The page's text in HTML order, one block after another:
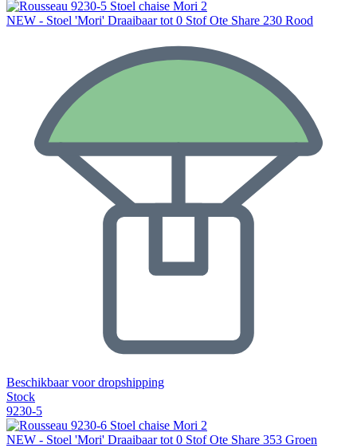
NEW - Stoel 'Mori' Draaibaar tot 0 Stof Ote Share 230 Rood
Beschikbaar voor dropshipping
Stock
9230-5
NEW - Stoel 'Mori' Draaibaar tot 0 Stof Ote Share 353 Groen